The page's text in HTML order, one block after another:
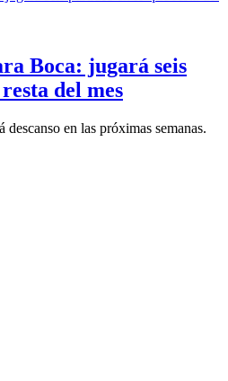
Boca: jugará seis
del mes
en las próximas semanas.